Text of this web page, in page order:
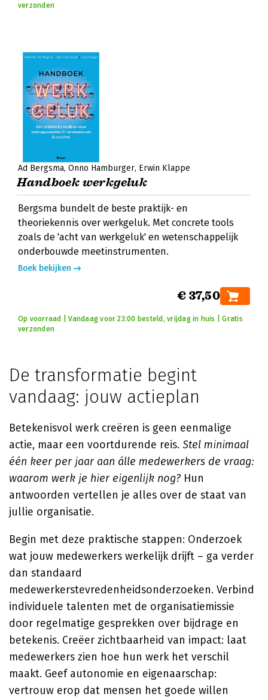
verzonden
Ad Bergsma Onno Hamburger Erwin Klappe
Handboek werkgeluk
Bergsma bundelt de beste praktijk- en
theoriekennis over werkgeluk. Met concrete tools
zoals de 'acht van werkgeluk' en wetenschappelijk
onderbouwde meetinstrumenten.
Boek bekijken
€ 37,50
Op voorraad | Vandaag voor 23:00 besteld, vrijdag in huis | Gratis
verzonden
De transformatie begint
vandaag: jouw actieplan
Betekenisvol werk creëren is geen eenmalige
actie, maar een voortdurende reis. Stel minimaal
één keer per jaar aan álle medewerkers de vraag:
waarom werk je hier eigenlijk nog? Hun
antwoorden vertellen je alles over de staat van
jullie organisatie.
Begin met deze praktische stappen: Onderzoek
wat jouw medewerkers werkelijk drijft – ga verder
dan standaard
medewerkerstevredenheidsonderzoeken. Verbind
individuele talenten met de organisatiemissie
door regelmatige gesprekken over bijdrage en
betekenis. Creëer zichtbaarheid van impact: laat
medewerkers zien hoe hun werk het verschil
maakt. Geef autonomie en eigenaarschap:
vertrouw erop dat mensen het goede willen